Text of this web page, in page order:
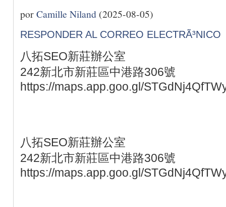
porCamille Niland (2025-08-05)
RESPONDER AL CORREO ELECTRÃ³NICO
八拓SEO新莊辦公室
242新北市新莊區中港路306號
https://maps.app.goo.gl/
八拓SEO新莊辦公室
242新北市新莊區中港路306號
https://maps.app.goo.gl/